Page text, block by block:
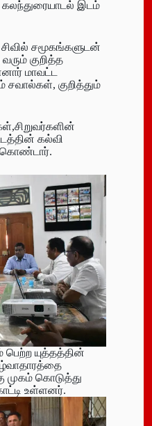
கலந்துரையாடல் இடம்
சமூகங்களுடன்
குறித்த
மாவட்ட
சவால்கள், குறித்தும்
கல்வி
கொண்டார்.
பெற்ற யுத்தத்தின்
முகம் கொடுத்து
உள்ளனர்.